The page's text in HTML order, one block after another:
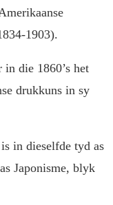
1903).
die 1860’s het
drukkuns in sy
in dieselfde tyd as
Japonisme, blyk